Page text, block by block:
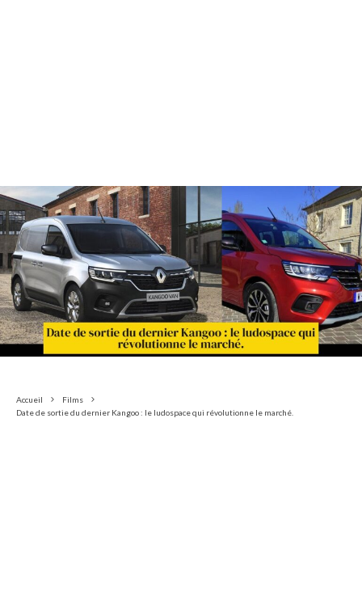
Accueil
Films
Date de sortie du dernier Kangoo : le ludospace qui révolutionne le marché.